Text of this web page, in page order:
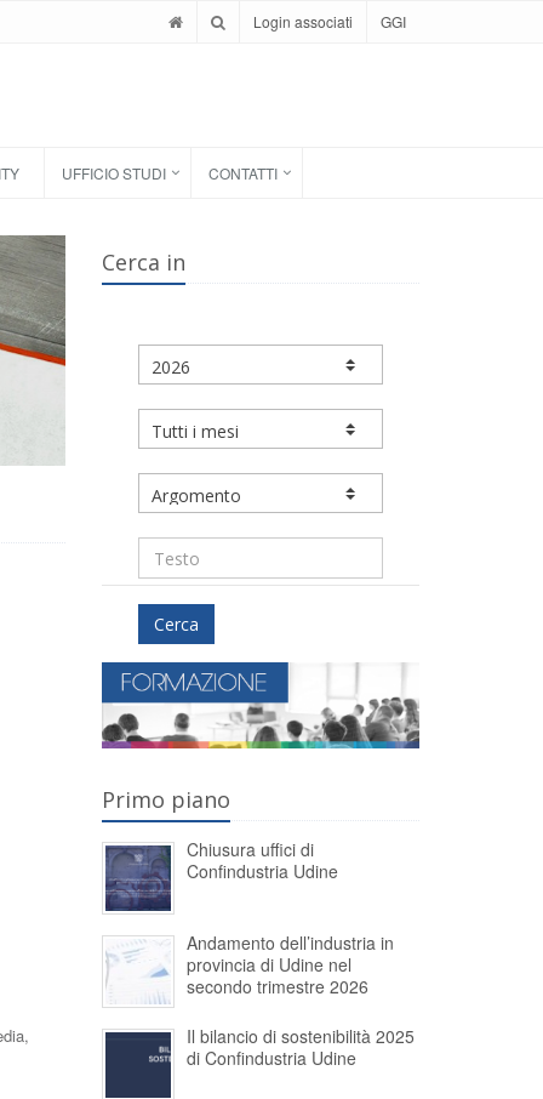
Login associati GGI
UFFICIO STUDI CONTATTI
Cerca in
Cerca
Primo piano
Chiusura uffici di
Confindustria Udine
Andamento dell’industria in
provincia di Udine nel
secondo trimestre 2026
Il bilancio di sostenibilità 2025
di Confindustria Udine